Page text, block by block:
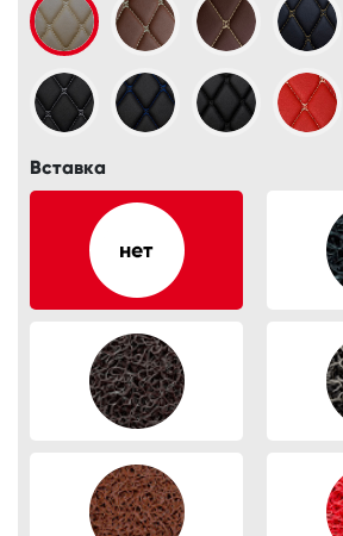
Вставка